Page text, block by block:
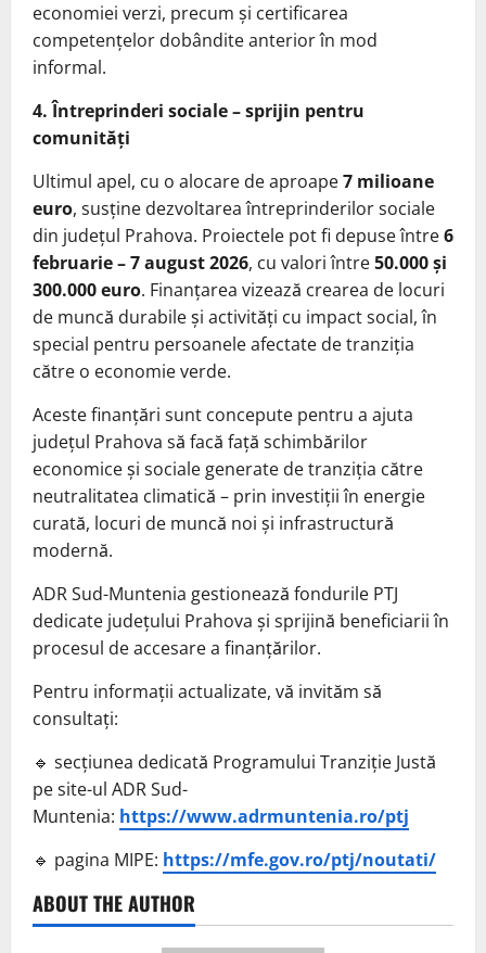
economiei verzi, precum și certificarea
competențelor dobândite anterior în mod
informal.
4. Întreprinderi sociale – sprijin pentru
comunități
Ultimul apel, cu o alocare de aproape7 milioane
euro, susține dezvoltarea întreprinderilor sociale
din județul Prahova. Proiectele pot fi depuse între6
februarie – 7 august 2026, cu valori între50.000 și
300.000 euro. Finanțarea vizează crearea de locuri
de muncă durabile și activități cu impact social, în
special pentru persoanele afectate de tranziția
către o economie verde.
Aceste finanțări sunt concepute pentru a ajuta
județul Prahova să facă față schimbărilor
economice și sociale generate de tranziția către
neutralitatea climatică – prin investiții în energie
curată, locuri de muncă noi și infrastructură
modernă.
ADR Sud-Muntenia gestionează fondurile PTJ
dedicate județului Prahova și sprijină beneficiarii în
procesul de accesare a finanțărilor.
Pentru informații actualizate, vă invităm să
consultați:
🔹 secțiunea dedicată Programului Tranziție Justă
pe site-ul ADR Sud-
Muntenia: https://www.adrmuntenia.ro/ptj
🔹 pagina MIPE: https://mfe.gov.ro/ptj/noutati/
ABOUT THE AUTHOR